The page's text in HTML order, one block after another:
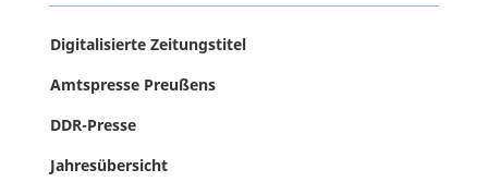
Digitalisierte Zeitungstitel
Amtspresse Preußens
DDR-Presse
Jahresübersicht